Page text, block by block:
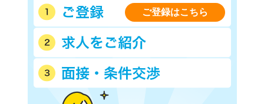
ご登録はこちら